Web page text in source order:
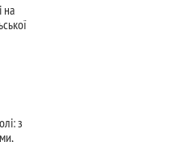
на
з